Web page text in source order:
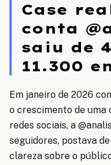
Case
conta
saiu de
11.300
Em janeiro de 2026
o crescimento de uma
redes sociais, a
seguidores, postava
clareza sobre o